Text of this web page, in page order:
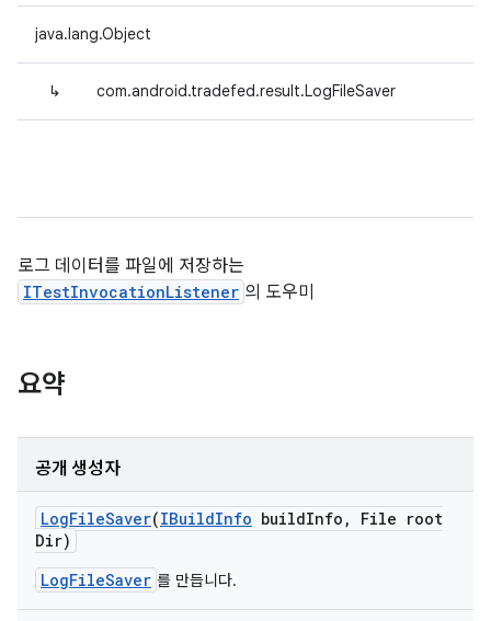
java.lang.Object
↳ com.android.tradefed.result.LogFileSaver
로그 데이터를 파일에 저장하는
ITestInvocationListener 의 도우미
요약
공개 생성자
LogFileSaver(IBuildInfo buildInfo ,
File root
Dir)
LogFileSaver 를 만듭니다.